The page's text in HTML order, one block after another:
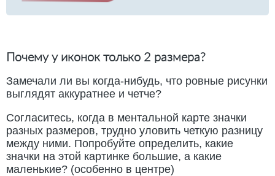
Почему у иконок только 2 размера?
Замечали ли вы когда-нибудь, что ровные рисунки
выглядят аккуратнее и четче?
Согласитесь, когда в ментальной карте значки
разных размеров, трудно уловить четкую разницу
между ними. Попробуйте определить, какие
значки на этой картинке большие, а какие
маленькие? (особенно в центре)